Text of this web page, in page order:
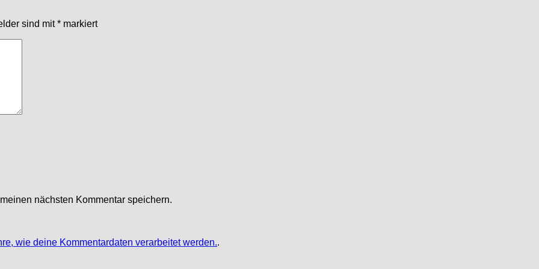
sind mit* markiert
nächsten Kommentar speichern.
wie deine Kommentardaten verarbeitet werden..